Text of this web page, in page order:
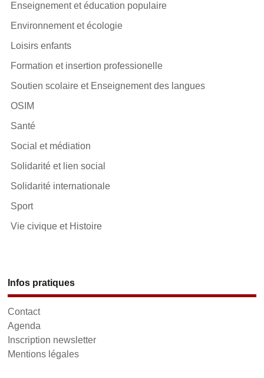
Enseignement et éducation populaire
Environnement et écologie
Loisirs enfants
Formation et insertion professionelle
Soutien scolaire et Enseignement des langues
OSIM
Santé
Social et médiation
Solidarité et lien social
Solidarité internationale
Sport
Vie civique et Histoire
Infos pratiques
Contact
Agenda
Inscription newsletter
Mentions légales